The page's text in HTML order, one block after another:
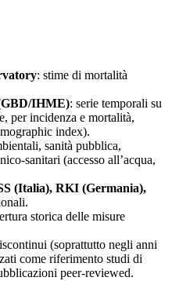
: stime di mortalità
IHME): serie temporali su
per incidenza e mortalità,
index).
sanità pubblica,
sanitari (accesso all’acqua,
(Italia), RKI (Germania),
storica delle misure
(soprattutto negli anni
come riferimento studi di
peer-reviewed.